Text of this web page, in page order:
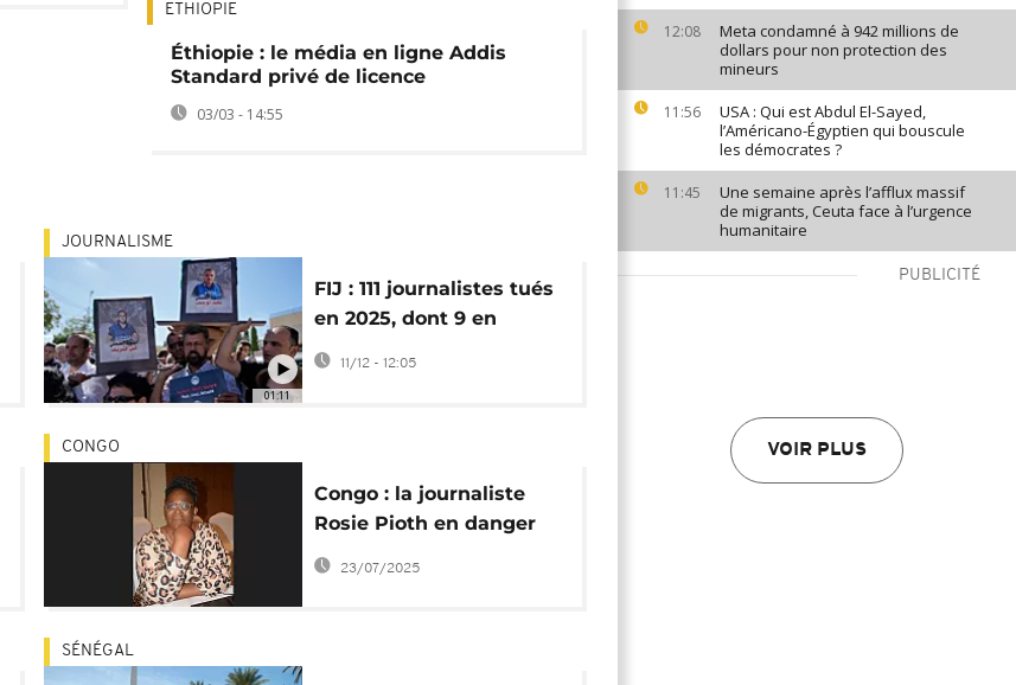
12:08
Meta condamné à 942 millions de
dollars pour non protection des
mineurs
11:56
USA : Qui est Abdul El-Sayed,
l’Américano-Égyptien qui bouscule
les démocrates ?
11:45
Une semaine après l’afflux massif
de migrants, Ceuta face à l’urgence
humanitaire
PUBLICITÉ
VOIR PLUS
ETHIOPIE
Éthiopie : le média en ligne Addis
Standard privé de licence
03/03 - 14:55
01:11
JOURNALISME
FIJ : 111 journalistes tués
en 2025, dont 9 en
Afrique et 51 à Gaza
11/12 - 12:05
CONGO
Congo : la journaliste
Rosie Pioth en danger
après une enquête
23/07/2025
SÉNÉGAL